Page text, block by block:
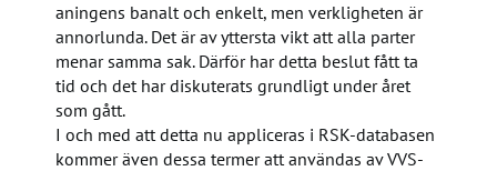
aningens banalt och enkelt, men verkligheten är
annorlunda. Det är av yttersta vikt att alla parter
menar samma sak. Därför har detta beslut fått ta
tid och det har diskuterats grundligt under året
som gått.
I och med att detta nu appliceras i RSK-databasen
kommer även dessa termer att användas av VVS-